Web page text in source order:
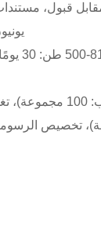
قبول،
تخصيص الرسومات